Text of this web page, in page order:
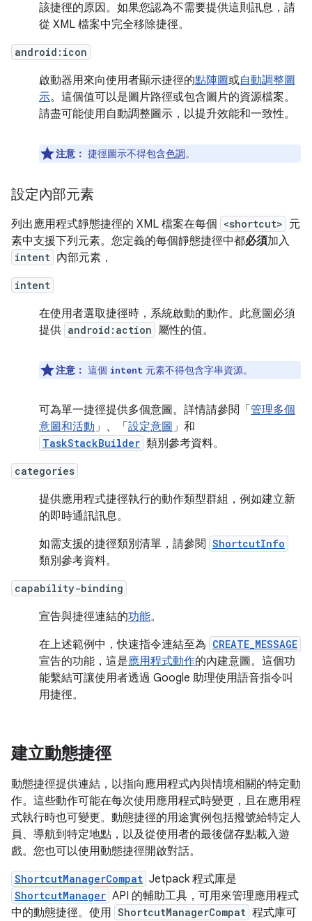
該捷徑的原因。如果您認為不需要提供這則訊息，請
從 XML 檔案中完全移除捷徑。
android:icon
啟動器用來向使用者顯示捷徑的點陣圖或自動調整圖
示。這個值可以是圖片路徑或包含圖片的資源檔案。
請盡可能使用自動調整圖示，以提升效能和一致性。
注意： 捷徑圖示不得包含色調。
設定內部元素
列出應用程式靜態捷徑的 XML 檔案在每個 <shortcut> 元
素中支援下列元素。您定義的每個靜態捷徑中都必須加入
intent 內部元素，
intent
在使用者選取捷徑時，系統啟動的動作。此意圖必須
提供 android:action 屬性的值。
注意： 這個 intent 元素不得包含字串資源。
可為單一捷徑提供多個意圖。詳情請參閱「 管理多個
意圖和活動」、「 設定意圖 」和
TaskStackBuilder 類別參考資料。
categories
提供應用程式捷徑執行的動作類型群組，例如建立新
的即時通訊訊息。
如需支援的捷徑類別清單，請參閱 ShortcutInfo
類別參考資料。
capability-binding
宣告與捷徑連結的功能。
在上述範例中，快速指令連結至為 CREATE_MESSAGE
宣告的功能，這是應用程式動作的內建意圖。這個功
能繫結可讓使用者透過 Google 助理使用語音指令叫
用捷徑。
建立動態捷徑
動態捷徑提供連結，以指向應用程式內與情境相關的特定動
作。這些動作可能在每次使用應用程式時變更，且在應用程
式執行時也可變更。動態捷徑的用途實例包括撥號給特定人
員、導航到特定地點，以及從使用者的最後儲存點載入遊
戲。您也可以使用動態捷徑開啟對話。
ShortcutManagerCompat Jetpack 程式庫是
ShortcutManager API 的輔助工具，可用來管理應用程式
中的動態捷徑。使用 ShortcutManagerCompat 程式庫可